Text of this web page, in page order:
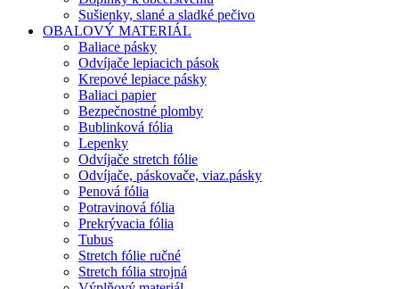
Sušienky, slané a sladké pečivo
OBALOVÝ MATERIÁL
Baliace pásky
Odvíjače lepiacich pások
Krepové lepiace pásky
Baliaci papier
Bezpečnostné plomby
Bublinková fólia
Lepenky
Odvíjače stretch fólie
Odvíjače, páskovače, viaz.pásky
Penová fólia
Potravinová fólia
Prekrývacia fólia
Tubus
Stretch fólie ručné
Stretch fólia strojná